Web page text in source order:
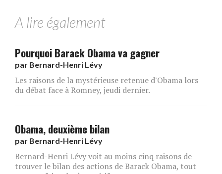
A lire également
Pourquoi Barack Obama va gagner
par Bernard-Henri Lévy
Les raisons de la mystérieuse retenue d'Obama lors
du débat face à Romney, jeudi dernier.
Obama, deuxième bilan
par Bernard-Henri Lévy
Bernard-Henri Lévy voit au moins cinq raisons de
trouver le bilan des actions de Barack Obama, tout